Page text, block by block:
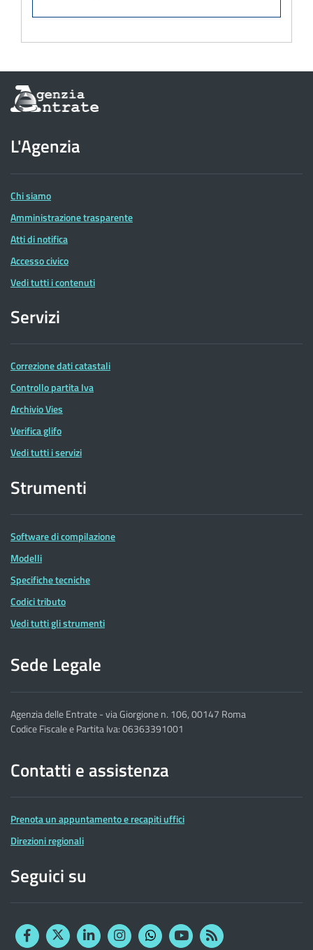
Informazioni
sul
dell'Agenzia
delle
Entrate
L'Agenzia
Chi siamo
Amministrazione trasparente
Atti di notifica
Accesso civico
Vedi tutti i contenuti
Servizi
Correzione dati catastali
Controllo partita Iva
Archivio Vies
Verifica glifo
Vedi tutti i servizi
Strumenti
Software di compilazione
Modelli
Specifiche tecniche
Codici tributo
Vedi tutti gli strumenti
Sede Legale
Agenzia delle Entrate - via Giorgione n. 106, 00147 Roma
Codice Fiscale e Partita Iva: 06363391001
Contatti e assistenza
Prenota un appuntamento e recapiti uffici
Direzioni regionali
Seguici su
FacebookTwitterLinkedinInstagram YouTubeRSS